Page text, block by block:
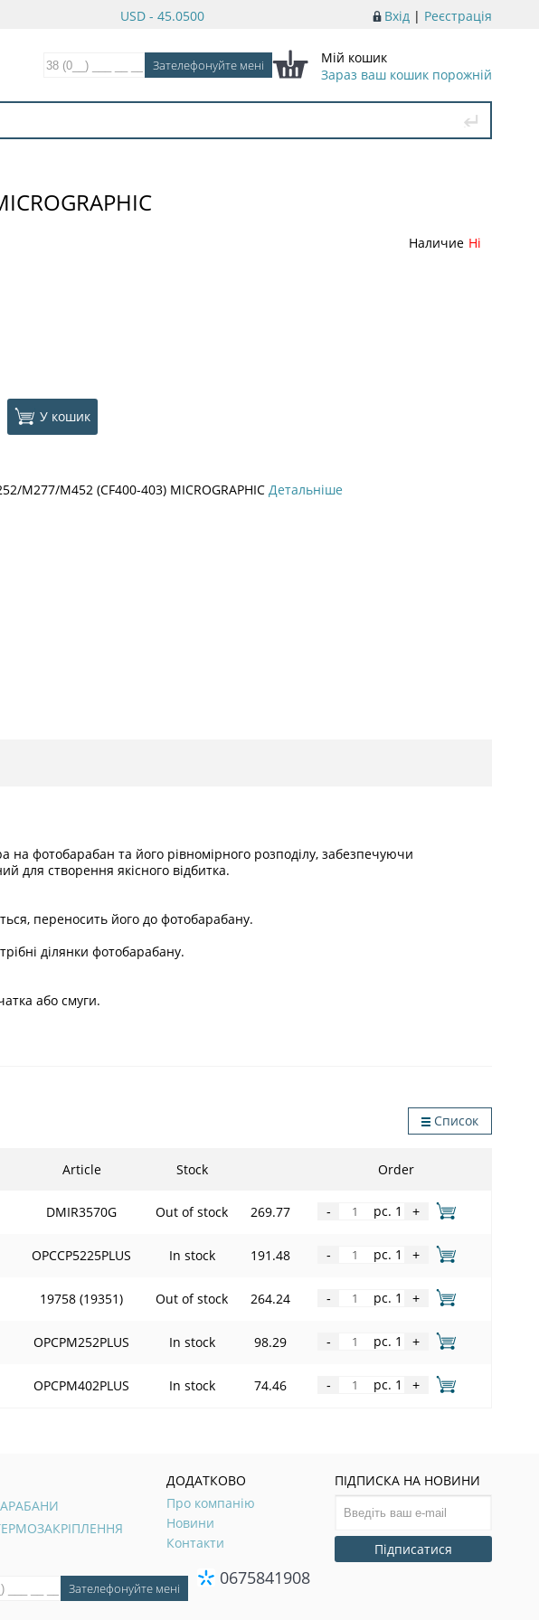
Вхід | Реєстрація
USD - 45.0500
Мій кошик
Зараз ваш кошик порожній
Наличие Ні
У кошик
M277/M452 (CF400-403) MICROGRAPHIC Детальніше
фотобарабан та його рівномірного розподілу, забезпечуючи
для створення якісного відбитка.
переносить його до фотобарабану.
ділянки фотобарабану.
або смуги.
Список
Article Stock Order
DMIR3570G Out of stock 269.77 - pc. 1 +
OPCCP5225PLUS In stock 191.48 - pc. 1 +
19758 (19351) Out of stock 264.24 - pc. 1 +
OPCPM252PLUS In stock 98.29 - pc. 1 +
OPCPM402PLUS In stock 74.46 - pc. 1 +
ДОДАТКОВО
Про компанію
Новини
Контакти
ПІДПИСКА НА НОВИНИ
Підписатися
0675841908